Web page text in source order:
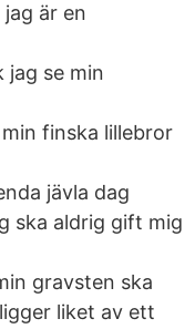
är en
jag se min
finska lillebror
jävla dag
ska aldrig gift mig
gravsten ska
liket av ett